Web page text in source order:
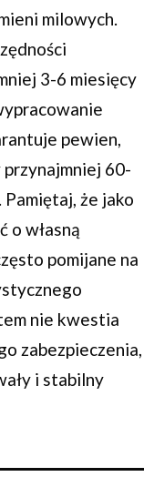
milowych.
3-6 miesięcy
pewien,
60-
że jako
o własną
pomijane na
nie kwestia
zabezpieczenia,
i stabilny